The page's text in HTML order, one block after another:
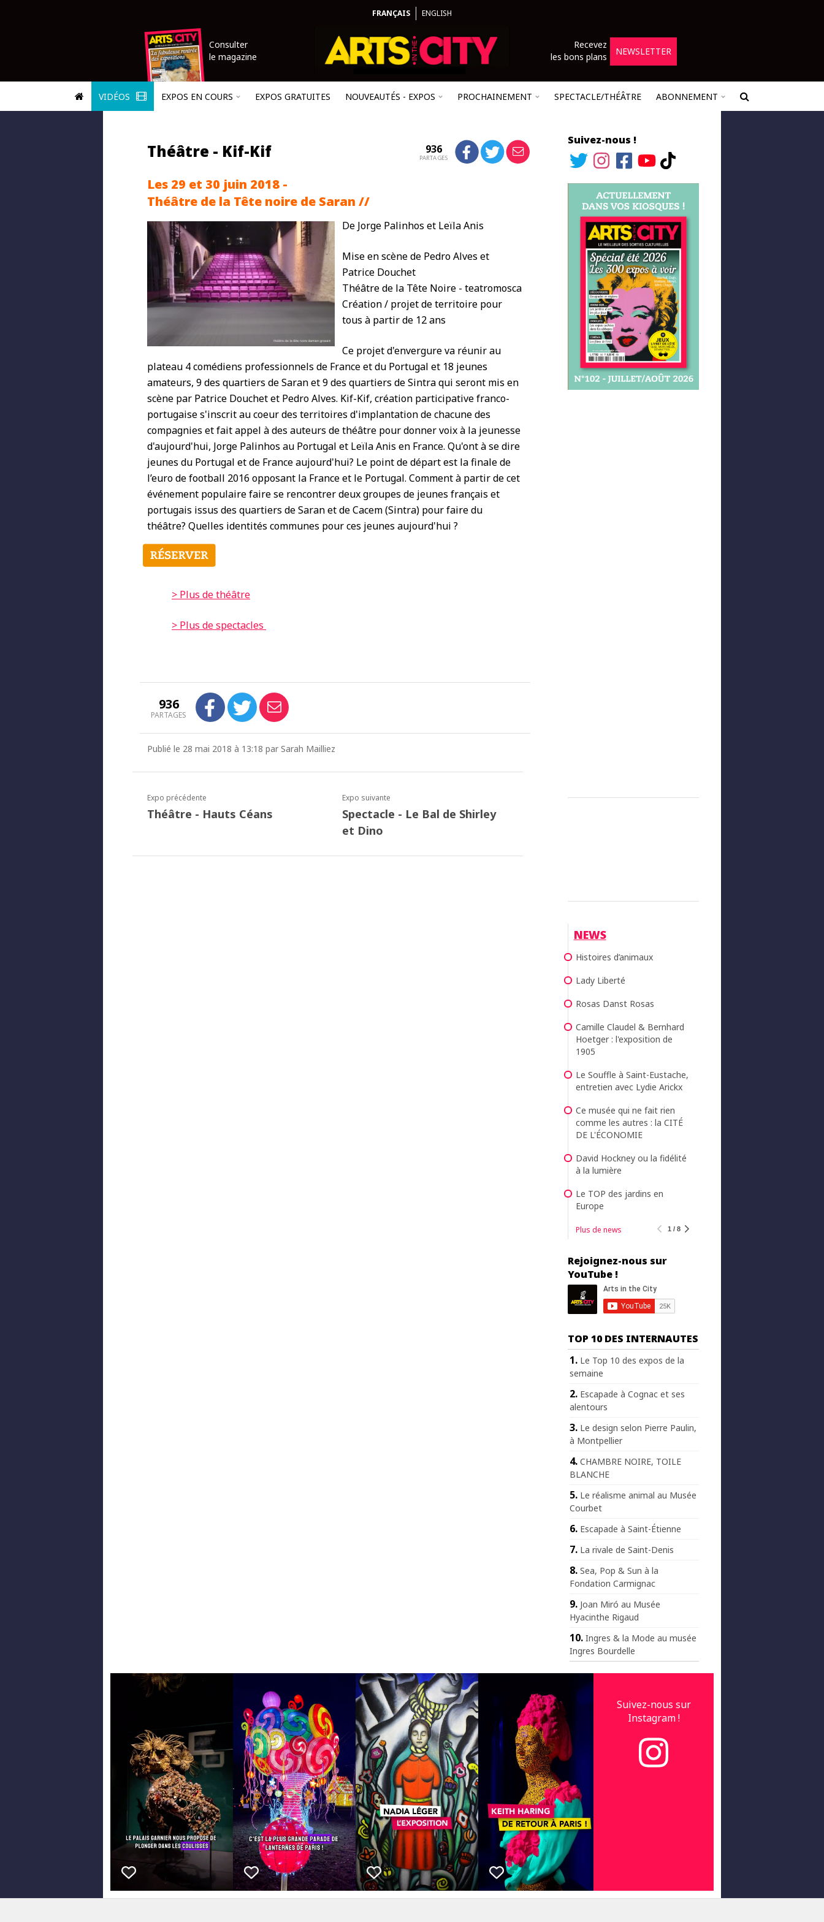
FRANÇAIS ENGLISH
Consulter
le magazine
Recevez
les bons plans
NEWSLETTER
VIDÉOS EXPOS EN COURS EXPOS GRATUITES NOUVEAUTÉS - EXPOS PROCHAINEMENT SPECTACLE/THÉÂTRE ABONNEMENT
Théâtre - Kif-Kif 936
PARTAGES
Les 29 et 30 juin 2018 -
Théâtre de la Tête noire de Saran //
De Jorge Palinhos et Leïla Anis
Mise en scène de Pedro Alves et
Patrice Douchet
Théâtre de la Tête Noire - teatromosca
Création / projet de territoire pour
tous à partir de 12 ans
Ce projet d'envergure va réunir au
plateau 4 comédiens professionnels de France et du Portugal et 18 jeunes
amateurs, 9 des quartiers de Saran et 9 des quartiers de Sintra qui seront mis en
scène par Patrice Douchet et Pedro Alves. Kif-Kif, création participative franco-
portugaise s'inscrit au coeur des territoires d'implantation de chacune des
compagnies et fait appel à des auteurs de théâtre pour donner voix à la jeunesse
d'aujourd'hui, Jorge Palinhos au Portugal et Leïla Anis en France. Qu'ont à se dire
jeunes du Portugal et de France aujourd'hui? Le point de départ est la finale de
l’euro de football 2016 opposant la France et le Portugal. Comment à partir de cet
événement populaire faire se rencontrer deux groupes de jeunes français et
portugais issus des quartiers de Saran et de Cacem (Sintra) pour faire du
théâtre? Quelles identités communes pour ces jeunes aujourd'hui ?
> Plus de théâtre
> Plus de spectacles
936
PARTAGES
Publié le 28 mai 2018 à 13:18 par Sarah Mailliez
Expo précédente
Théâtre - Hauts Céans
Expo suivante
Spectacle - Le Bal de Shirley
et Dino
Suivez-nous !
NEWS
Histoires d’animaux
Lady Liberté
Rosas Danst Rosas
Camille Claudel & Bernhard
Hoetger : l'exposition de
1905
Le Souffle à Saint-Eustache,
entretien avec Lydie Arickx
Ce musée qui ne fait rien
comme les autres : la CITÉ
DE L'ÉCONOMIE
David Hockney ou la fidélité
à la lumière
Le TOP des jardins en
Europe
Plus de news 1 / 8
Rejoignez-nous sur
YouTube !
TOP 10 DES INTERNAUTES
Le Top 10 des expos de la
semaine
Escapade à Cognac et ses
alentours
Le design selon Pierre Paulin,
à Montpellier
CHAMBRE NOIRE, TOILE
BLANCHE
Le réalisme animal au Musée
Courbet
Escapade à Saint-Étienne
La rivale de Saint-Denis
Sea, Pop & Sun à la
Fondation Carmignac
Joan Miró au Musée
Hyacinthe Rigaud
Ingres & la Mode au musée
Ingres Bourdelle
Suivez-nous sur
Instagram !